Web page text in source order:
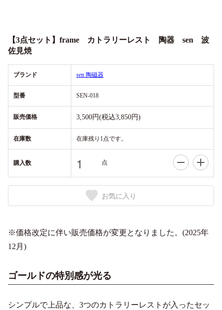
【3点セット】frame カトラリーレスト 陶器 sen 波
佐見焼
ブランド sen 陶磁器
型番 SEN-018
販売価格 3,500円(税込3,850円)
在庫数 在庫残り1点です。
購入数 点
お気に入り
※価格改定に伴い販売価格が変更となりました。(2025年
12月)
ゴールドの特別感が光る
シンプルで上品な、3つのカトラリーレストが入ったセッ